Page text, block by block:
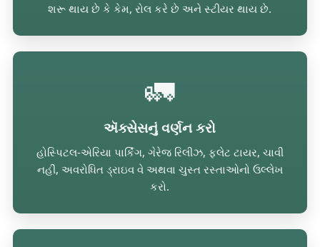
શરૂ થાય છે કે કેમ, રોલ કરે છે અને સ્ટીયર થાય છે.
🚛
ઍક્સેસનું વર્ણન કરો
હોસ્પિટલ-એરિયા પાર્કિંગ, ગેરેજ રિલીઝ, ફ્લેટ ટાયર, ચાવી
નહીં, અવરોધિત ડ્રાઇવ વે અથવા ચુસ્ત રસ્તાઓનો ઉલ્લેખ
કરો.